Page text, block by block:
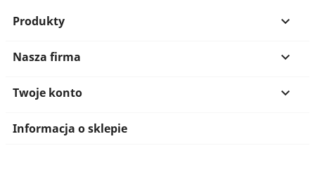
Produkty 
Nasza firma 
Twoje konto 
Informacja o sklepie